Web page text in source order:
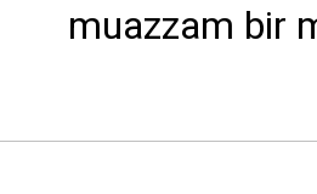
muazzam bir